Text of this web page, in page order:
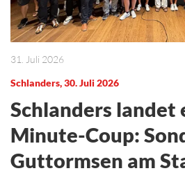
31. Juli 2026
Schlanders, 30. Juli 2026
Schlanders landet
Minute-Coup:
Guttormsen am